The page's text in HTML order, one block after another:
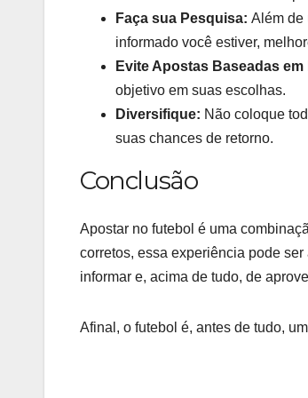
Faça sua Pesquisa: Além de
informado você estiver,
Evite Apostas Baseadas
objetivo em suas escolhas.
Diversifique: Não coloque
suas chances de retorno.
Conclusão
Apostar no futebol é uma
corretos, essa experiência pode
informar e, acima de tudo, de
Afinal, o futebol é, antes de tudo,